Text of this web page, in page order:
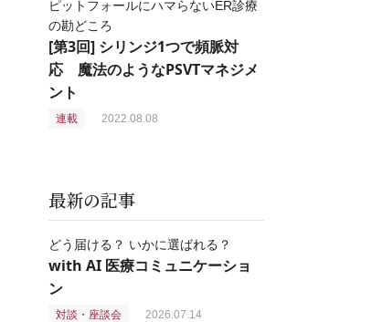
ピットフォールにハマらないER診療
の勘どころ
[第3回] シリンジ1つで頻脈対
応 魔法のようなPSVTマネジメ
ント
連載 2022.08.08
最新の記事
どう届ける？ いかに選ばれる？
with AI 医療コミュニケーショ
ン
対談・座談会 2026.07.14